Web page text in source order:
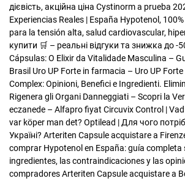
дієвість, акційна ціна Cystinorm a prueba
Experiencias Reales | España Hypotenol,
para la tensión alta, salud cardiovascular,
купити 🛒 – реальні відгуки та знижка до -
Cápsulas: O Elixir da Vitalidade Masculina –
Brasil Uro UP Forte in farmacia – Uro UP
Complex: Opinioni, Benefici e Ingredienti.
Rigenera gli Organi Danneggiati – Scopri la
eczanede – Alfapro fiyat Circuvix Control |
var köper man det? Optilead | Для чого
Україні? Arteriten Capsule acquistare a
comprar Hypotenol en España: guía completa
ingredientes, las contraindicaciones y las
compradoresArteriten Capsule acquistare a